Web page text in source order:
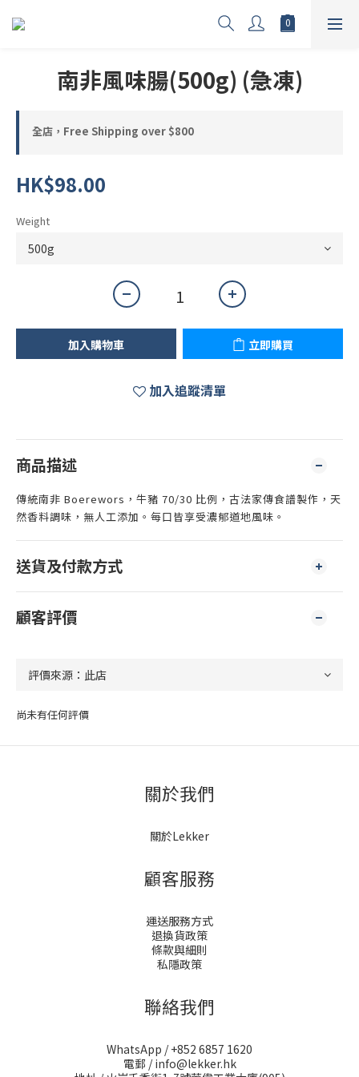
南非風味腸(500g) (急凍)
全店，Free Shipping over $800
HK$98.00
Weight
加入購物車 立即購買
加入追蹤清單
商品描述
傳統南非 Boerewors，牛豬 70/30 比例，古法家傳食譜製作，天
然香料調味，無人工添加。每口皆享受濃郁道地風味。
送貨及付款方式
顧客評價
尚未有任何評價
關於我們
關於Lekker
顧客服務
運送服務方式
退換貨政策
條款與細則
私隱政策
聯絡我們
WhatsApp / +852 6857 1620
電郵 / info@lekker.hk